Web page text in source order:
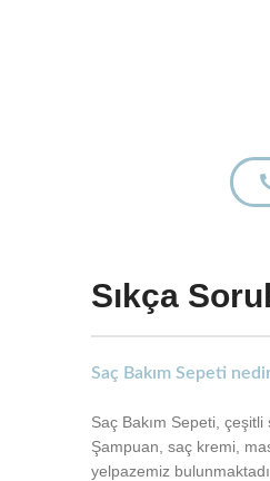
Sıkça
Saç Bakım Sepeti
Saç Bakım Sepeti,
Şampuan, saç kremi,
yelpazemiz